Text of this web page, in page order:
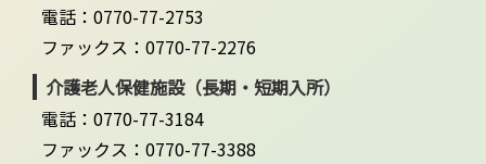
電話：0770-77-2753
ファックス：0770-77-2276
介護老人保健施設（長期・短期入所）
電話：0770-77-3184
ファックス：0770-77-3388